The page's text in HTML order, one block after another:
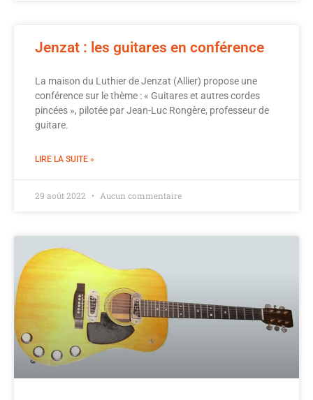
Jenzat : les guitares en conférence
La maison du Luthier de Jenzat (Allier) propose une
conférence sur le thème : « Guitares et autres cordes
pincées », pilotée par Jean-Luc Rongère, professeur de
guitare.
LIRE LA SUITE »
29 août 2022 Aucun commentaire